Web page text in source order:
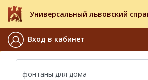
Универсальный львовский
Вход в кабинет